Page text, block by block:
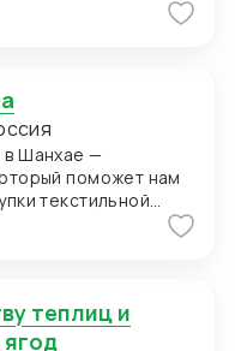
Шанхае —
поможет нам
текстильной
для личных встреч
пластиковые для